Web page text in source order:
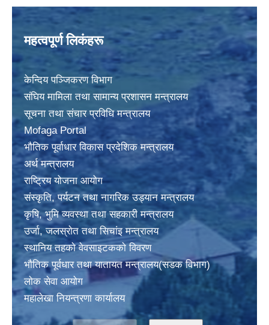
महत्वपूर्ण लिकंहरू
केन्दिय पञ्जिकरण विभाग
संघिय मामिला तथा सामान्य प्रशासन मन्त्रालय
सूचना तथा संचार प्रविधि मन्त्रालय
Mofaga Portal
भाैतिक पूर्वाधार विकास प्रदेशिक मन्त्रालय
अर्थ मन्त्रालय
राष्ट्रिय योजना आयोग
संस्कृति, पर्यटन तथा नागरिक उड्यान मन्त्रालय
कृषि, भुमि व्यवस्था तथा सहकारी मन्त्रालय
उर्जा, जलस्राेत तथा सिचांइ मन्त्रालय
स्थानिय तहकाे वेवसाइटककाे विवरण
भाैतिक पूर्वधार तथा यातायत मन्त्रालय(सडक विभाग)
लाेक सेवा आयोग
महालेखा नियन्त्रणा कार्यालय